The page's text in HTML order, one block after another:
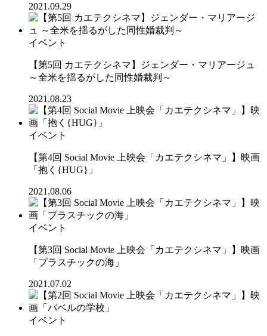
2021.09.29
イベント
【第5回 カエテクシネマ】ジェンダー・マリアージュ
～全米を揺るがした同性婚裁判～
2021.08.23
イベント
【第4回 Social Movie 上映会「カエテクシネマ」】映画
「抱く{HUG}」
2021.08.06
イベント
【第3回 Social Movie 上映会「カエテクシネマ」】映画
「プラスチックの海」
2021.07.02
イベント